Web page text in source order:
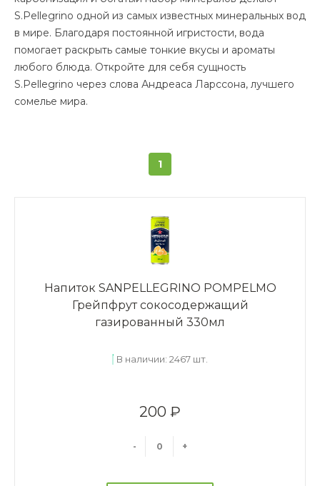
S.Pellegrino одной из самых известных минеральных вод
в мире. Благодаря постоянной игристости, вода
помогает раскрыть самые тонкие вкусы и ароматы
любого блюда. Откройте для себя сущность
S.Pellegrino через слова Андреаса Ларссона, лучшего
сомелье мира.
1
Напиток SANPELLEGRINO POMPELMO
Грейпфрут сокосодержащий
газированный 330мл
В наличии: 2467 шт.
200 ₽
- +